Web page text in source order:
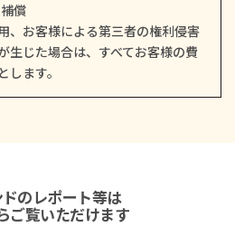
償
、お客様による第三者の権利侵害
生じた場合は、すべてお客様の費
ます。
のレポート等は
ご覧いただけます